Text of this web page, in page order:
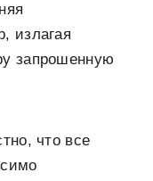
излагая
запрошенную
что все